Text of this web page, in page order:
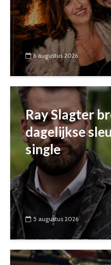
6 augustus 2026
Ray Slagter
dagelijkse
single
5 augustus 2026